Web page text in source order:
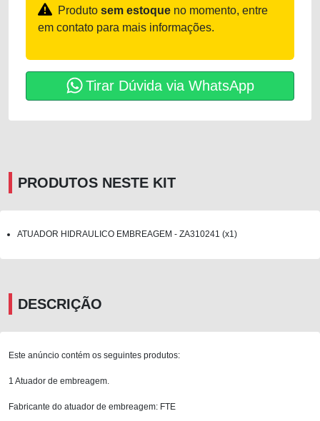
Produto sem estoque no momento, entre
em contato para mais informações.
Tirar Dúvida via WhatsApp
PRODUTOS NESTE KIT
ATUADOR HIDRAULICO EMBREAGEM - ZA310241 (x1)
DESCRIÇÃO
Este anúncio contém os seguintes produtos:
1 Atuador de embreagem.
Fabricante do atuador de embreagem: FTE